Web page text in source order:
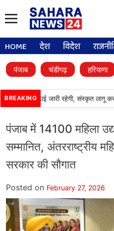
HOME देश विदेश
पंजाब चंडीगढ़ हरियाणा
BREAKINGकी पढ़ाई जारी रहेगी, संस्कृत लागू
पंजाब में 14100 महिला
सम्मानित, अंतरराष्ट्रीय
सरकार की सौगात
Posted on February 27, 2026